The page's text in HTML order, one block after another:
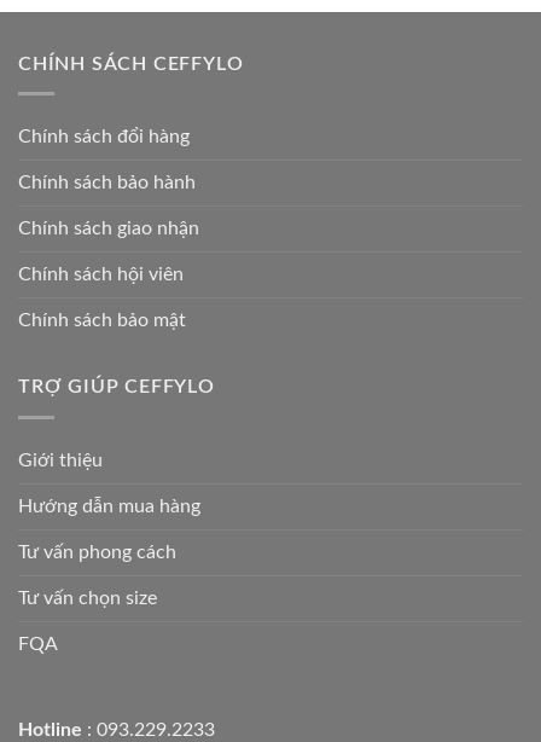
CHÍNH SÁCH CEFFYLO
Chính sách đổi hàng
Chính sách bảo hành
Chính sách giao nhận
Chính sách hội viên
Chính sách bảo mật
TRỢ GIÚP CEFFYLO
Giới thiệu
Hướng dẫn mua hàng
Tư vấn phong cách
Tư vấn chọn size
FQA
Hotline : 093.229.2233